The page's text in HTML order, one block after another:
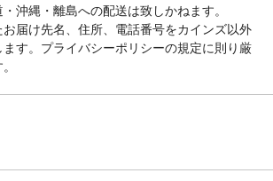
沖縄・離島への配送は致しかねます。
お届け先名、住所、電話番号をカインズ以外
す。プライバシーポリシーの規定に則り厳